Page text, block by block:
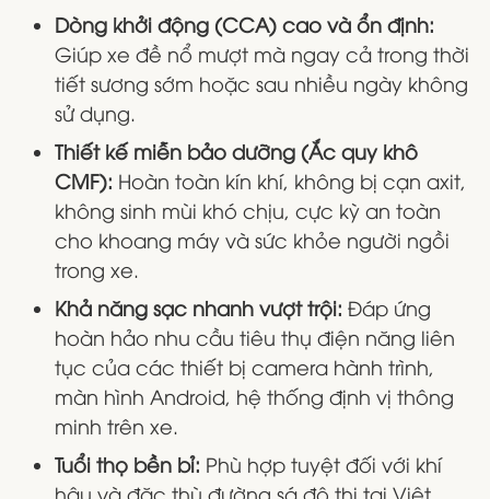
Dòng khởi động (CCA) cao và ổn định:
Giúp xe đề nổ mượt mà ngay cả trong thời
tiết sương sớm hoặc sau nhiều ngày không
sử dụng.
Thiết kế miễn bảo dưỡng (Ắc quy khô
CMF): Hoàn toàn kín khí, không bị cạn axit,
không sinh mùi khó chịu, cực kỳ an toàn
cho khoang máy và sức khỏe người ngồi
trong xe.
Khả năng sạc nhanh vượt trội: Đáp ứng
hoàn hảo nhu cầu tiêu thụ điện năng liên
tục của các thiết bị camera hành trình,
màn hình Android, hệ thống định vị thông
minh trên xe.
Tuổi thọ bền bỉ: Phù hợp tuyệt đối với khí
hậu và đặc thù đường sá đô thị tại Việt